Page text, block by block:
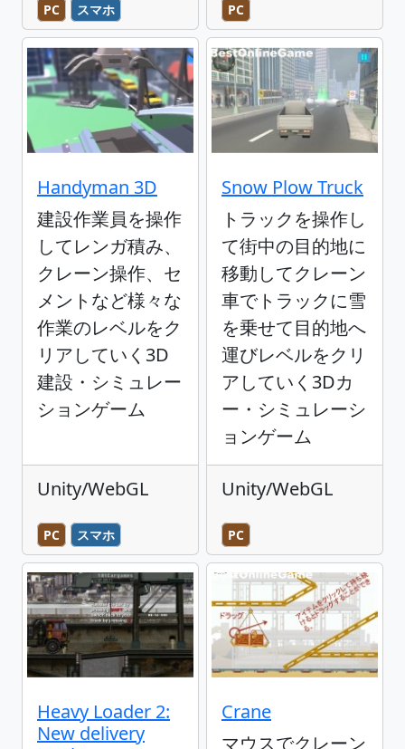
PC スマホ PC
Handyman 3D
建設作業員を操作
してレンガ積み、
クレーン操作、セ
メントなど様々な
作業のレベルをク
リアしていく3D
建設・シミュレー
ションゲーム
Unity/WebGL
PC スマホ
Snow Plow Truck
トラックを操作し
て街中の目的地に
移動してクレーン
車でトラックに雪
を乗せて目的地へ
運びレベルをクリ
アしていく3Dカ
ー・シミュレーシ
ョンゲーム
Unity/WebGL
PC
Heavy Loader 2:
New delivery
Crane
マウスでクレーン